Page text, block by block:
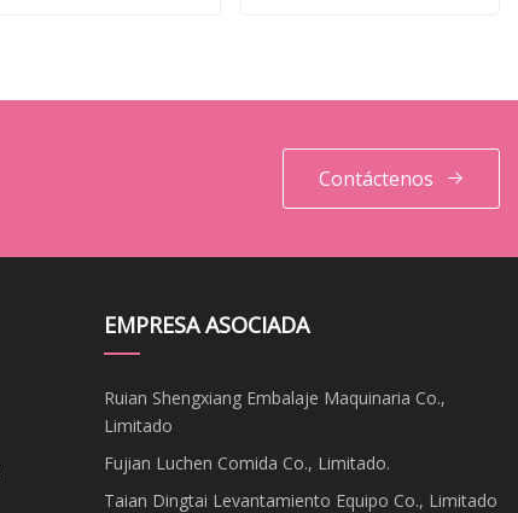
café, leche de coco,
Contáctenos
EMPRESA ASOCIADA
Ruian Shengxiang Embalaje Maquinaria Co.,
Limitado
Fujian Luchen Comida Co., Limitado.
Taian Dingtai Levantamiento Equipo Co., Limitado